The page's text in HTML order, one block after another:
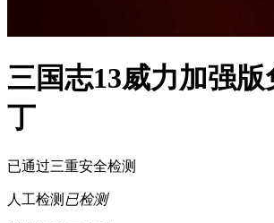
三国志13威力加强版
丁
已通过三重安全检测
人工检测 已检测